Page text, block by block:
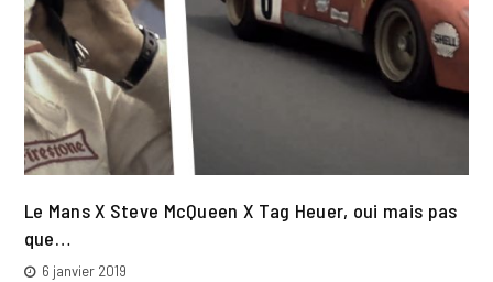
Le Mans X Steve McQueen X Tag Heuer, oui mais pas
que…
6 janvier 2019